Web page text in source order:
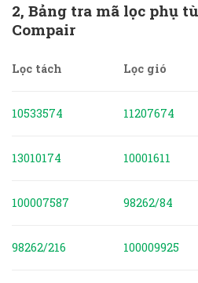
2, Bảng tra mã lọc phụ
Compair
Lọc tách Lọc gió
10533574 11207674
13010174 10001611
100007587 98262/84
98262/216 100009925